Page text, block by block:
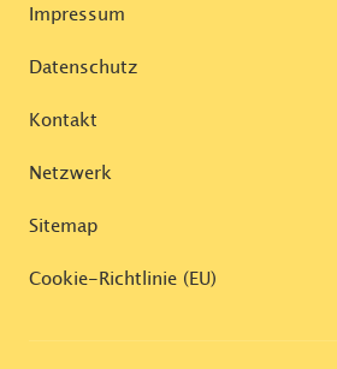
Impressum
Datenschutz
Kontakt
Netzwerk
Sitemap
Cookie-Richtlinie (EU)